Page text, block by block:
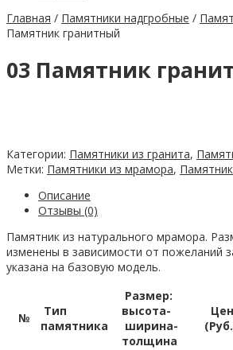
Главная / Памятники надгробные /
Памятник гранитный
03 Памятник
Категории: Памятники из гранита,
Метки: Памятники из мрамора,
Описание
Отзывы (0)
Памятник из натурального мрамора.
изменены в зависимости от пожеланий
указана на базовую модель.
№
Тип
памятника
Размер:
высота-
ширина-
толщина